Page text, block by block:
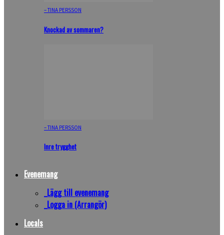
– TINA PERSSON
Knockad av sommaren?
– TINA PERSSON
Inre trygghet
Evenemang
_Lägg till evenemang
_Logga in (Arrangör)
Locals